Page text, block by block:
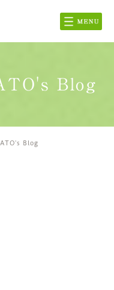
Blog
Blog